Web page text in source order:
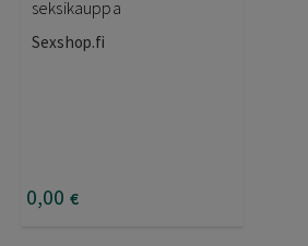
seksikauppa
Sexshop.fi
0,00 €